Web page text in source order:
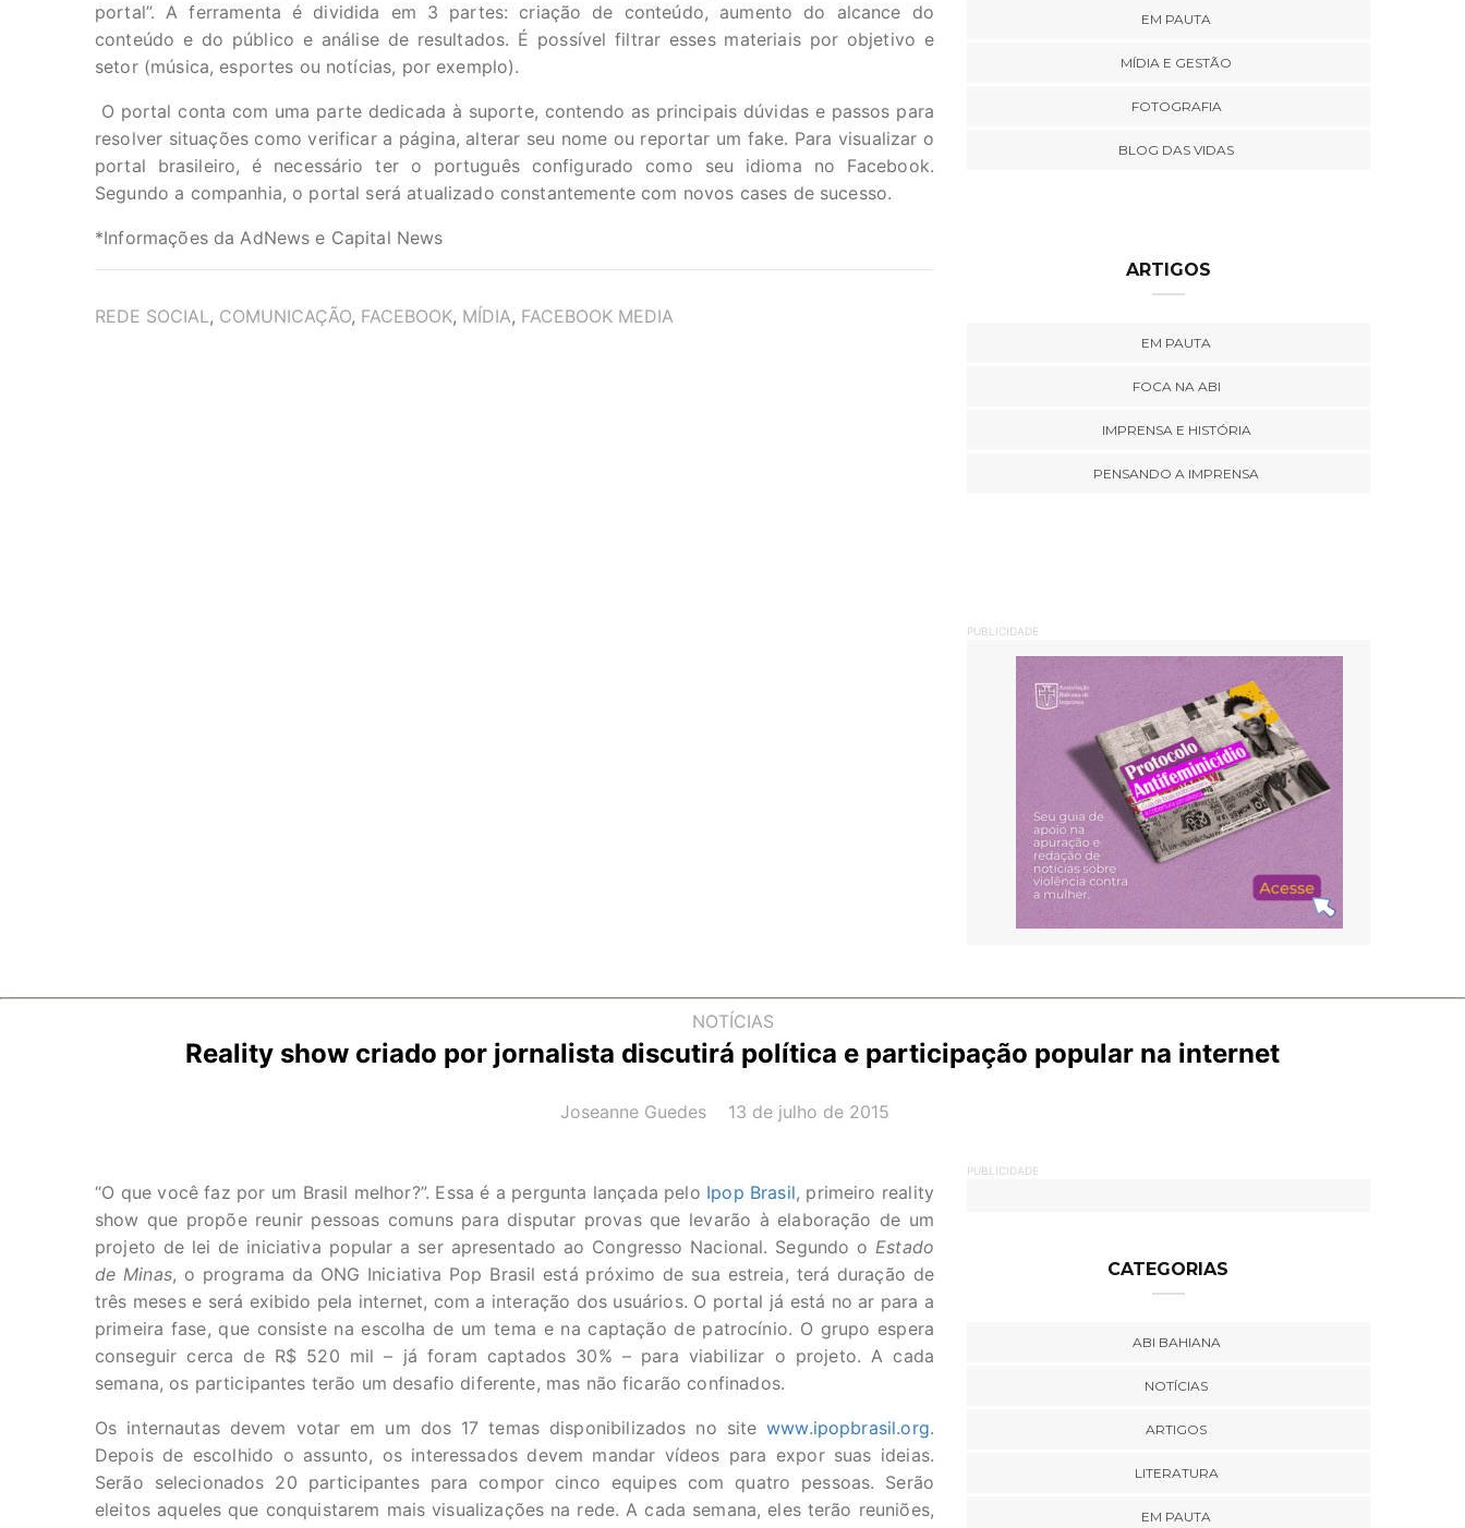
portal”. A ferramenta é dividida em 3 partes: criação de conteúdo, aumento do alcance do
conteúdo e do público e análise de resultados. É possível filtrar esses materiais por objetivo e
setor (música, esportes ou notícias, por exemplo).
O portal conta com uma parte dedicada à suporte, contendo as principais dúvidas e passos para
resolver situações como verificar a página, alterar seu nome ou reportar um fake. Para visualizar o
portal brasileiro, é necessário ter o português configurado como seu idioma no Facebook.
Segundo a companhia, o portal será atualizado constantemente com novos cases de sucesso.
*Informações da AdNews e Capital News
TAGS
REDE SOCIAL, COMUNICAÇÃO, FACEBOOK, MÍDIA, FACEBOOK MEDIA
EM PAUTA
MÍDIA E GESTÃO
FOTOGRAFIA
BLOG DAS VIDAS
ARTIGOS
EM PAUTA
FOCA NA ABI
IMPRENSA E HISTÓRIA
PENSANDO A IMPRENSA
PUBLICIDADE
NOTÍCIAS
Reality show criado por jornalista discutirá política e participação popular na internet
AUTOR(A):
Joseanne Guedes DATA:
13 de julho de 2015
“O que você faz por um Brasil melhor?”. Essa é a pergunta lançada pelo Ipop Brasil, primeiro reality
show que propõe reunir pessoas comuns para disputar provas que levarão à elaboração de um
projeto de lei de iniciativa popular a ser apresentado ao Congresso Nacional. Segundo oEstado
de Minas, o programa da ONG Iniciativa Pop Brasil está próximo de sua estreia, terá duração de
três meses e será exibido pela internet, com a interação dos usuários. O portal já está no ar para a
primeira fase, que consiste na escolha de um tema e na captação de patrocínio. O grupo espera
conseguir cerca de R$ 520 mil – já foram captados 30% – para viabilizar o projeto. A cada
semana, os participantes terão um desafio diferente, mas não ficarão confinados.
Os internautas devem votar em um dos 17 temas disponibilizados no sitewww.ipopbrasil.org.
Depois de escolhido o assunto, os interessados devem mandar vídeos para expor suas ideias.
Serão selecionados 20 participantes para compor cinco equipes com quatro pessoas. Serão
eleitos aqueles que conquistarem mais visualizações na rede. A cada semana, eles terão reuniões,
PUBLICIDADE
CATEGORIAS
ABI BAHIANA
NOTÍCIAS
ARTIGOS
LITERATURA
EM PAUTA